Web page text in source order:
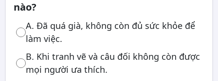
nào?
A. Đã quá già, không còn đủ sức khỏe để
làm việc.
B. Khi tranh vẽ và câu đối không còn được
mọi người ưa thích.